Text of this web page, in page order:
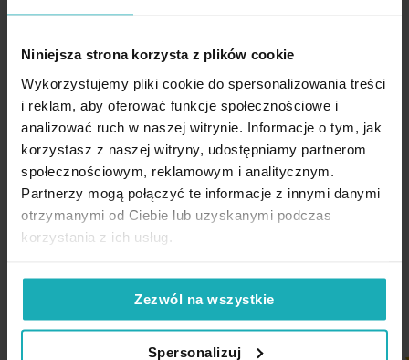
Niniejsza strona korzysta z plików cookie
Wykorzystujemy pliki cookie do spersonalizowania treści
i reklam, aby oferować funkcje społecznościowe i
analizować ruch w naszej witrynie. Informacje o tym, jak
korzystasz z naszej witryny, udostępniamy partnerom
społecznościowym, reklamowym i analitycznym.
Partnerzy mogą połączyć te informacje z innymi danymi
otrzymanymi od Ciebie lub uzyskanymi podczas
korzystania z ich usług.
Zezwól na wszystkie
Spersonalizuj
Pobierz instrukcję użytkowania i bezpieczeństwa produktu
Klimat sielski, rustykalny i naturalny
Idealna do okien kuchennych i jadalnianych
Gotowa do zawieszenia
Dane techniczne:
wysokość: 40 cm
szerokość: 150 cm
szerokość tunelu: 2 cm
skład: 100% bawełna
2
Nie suszyć w suszarce bębnowej
Opinie potwierdzone zakupem